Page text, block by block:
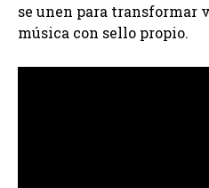
se unen para transformar
música con sello propio.